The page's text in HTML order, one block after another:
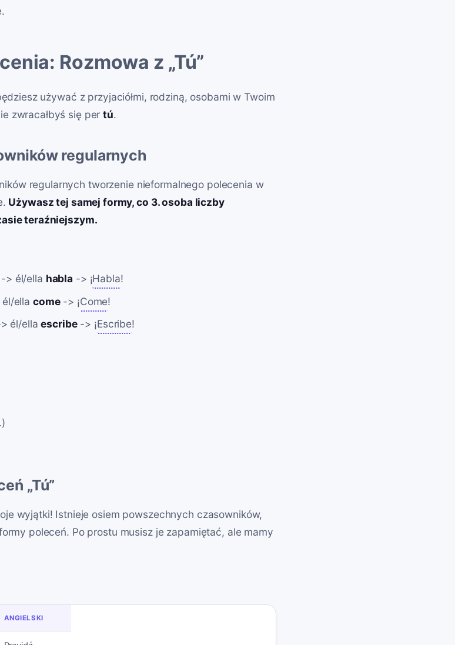
Rozmowa z „Tú”
używać z przyjaciółmi, rodziną, osobami w Twoim
zwracałbyś się pertú.
regularnych
regularnych tworzenie nieformalnego polecenia w
Używasz tej samej formy, co 3. osoba liczby
teraźniejszym.
> él/ella habla -> ¡Habla!
ella come-> ¡Come!
él/ellaescribe-> ¡Escribe!
„Tú”
wyjątki! Istnieje osiem powszechnych czasowników,
poleceń. Po prostu musisz je zapamiętać, ale mamy
ANGIELSKI